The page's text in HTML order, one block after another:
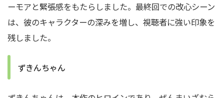
ーモアと緊張感をもたらしました。 最終回での改心シーン
は、彼のキャラクターの深みを増し、視聴者に強い印象を
残しました。
ずきんちゃん